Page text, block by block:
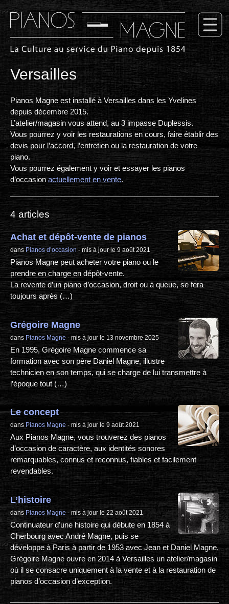
Versailles
Pianos Magne est installé à Versailles dans les Yvelines
depuis décembre 2015.
L’atelier/magasin vous attend, au 3 impasse Duplessis.
Vous pourrez y voir les restaurations en cours, faire établir des
devis pour l’accord, l’entretien ou la restauration de votre
piano.
Vous pourrez également y voir et essayer les pianos
d’occasion actuellement en vente.
4 articles
Achat et dépôt-vente de pianos
dans Pianos d’occasion- mis à jour le 9 août 2021
Pianos Magne peut acheter votre piano ou le
prendre en charge en dépôt-vente.
La revente d’un piano d’occasion, droit ou à queue, se fera
toujours après (…)
Grégoire Magne
dans Pianos Magne - mis à jour le 13 novembre 2025
En 1995, Grégoire Magne commence sa
formation avec son père Daniel Magne, illustre
technicien en son temps, qui se charge de lui transmettre à
l’époque tout (…)
Le concept
dans Pianos Magne - mis à jour le 9 août 2021
Aux Pianos Magne, vous trouverez des pianos
d’occasion de caractère, aux identités sonores
remarquables, connus et reconnus, fiables et facilement
revendables.
L’histoire
dans Pianos Magne - mis à jour le 22 août 2021
Continuateur d’une histoire qui débute en 1854 à
Cherbourg avec André Magne, puis se
développe à Paris à partir de 1953 avec Jean et Daniel Magne,
Grégoire Magne ouvre en 2014 à Versailles un atelier/magasin
où il se consacre uniquement à la vente et à la restauration de
pianos d’occasion d’exception.